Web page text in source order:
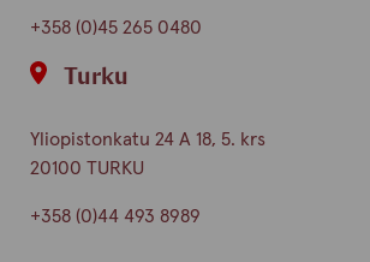
+358 (0)45 265 0480
Turku
Yliopistonkatu 24 A 18, 5. krs
20100 TURKU
+358 (0)44 493 8989